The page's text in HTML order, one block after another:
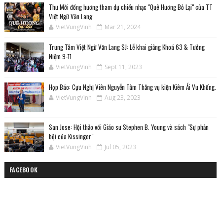
Thư Mời đồng hương tham dự chiều nhạc "Quê Hương Bỏ Lại" của TT
Việt Ngữ Văn Lang
VietVungVinh Mar 21, 2024
Trung Tâm Việt Ngữ Văn Lang SJ: Lễ khai giảng Khoá 63 & Tưởng
Niệm 9-11
VietVungVinh Sept 11, 2023
Họp Báo: Cựu Nghị Viên Nguyễn Tâm Thắng vụ kiện Kiêm Ái Vu Khống.
VietVungVinh Aug 23, 2023
San Jose: Hội thảo với Giáo sư Stephen B. Young và sách "Sự phản
bội của Kissinger"
VietVungVinh Jul 05, 2023
FACEBOOK